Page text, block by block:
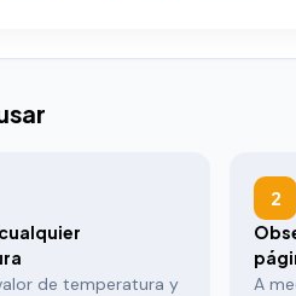
de temperatura y
2
A